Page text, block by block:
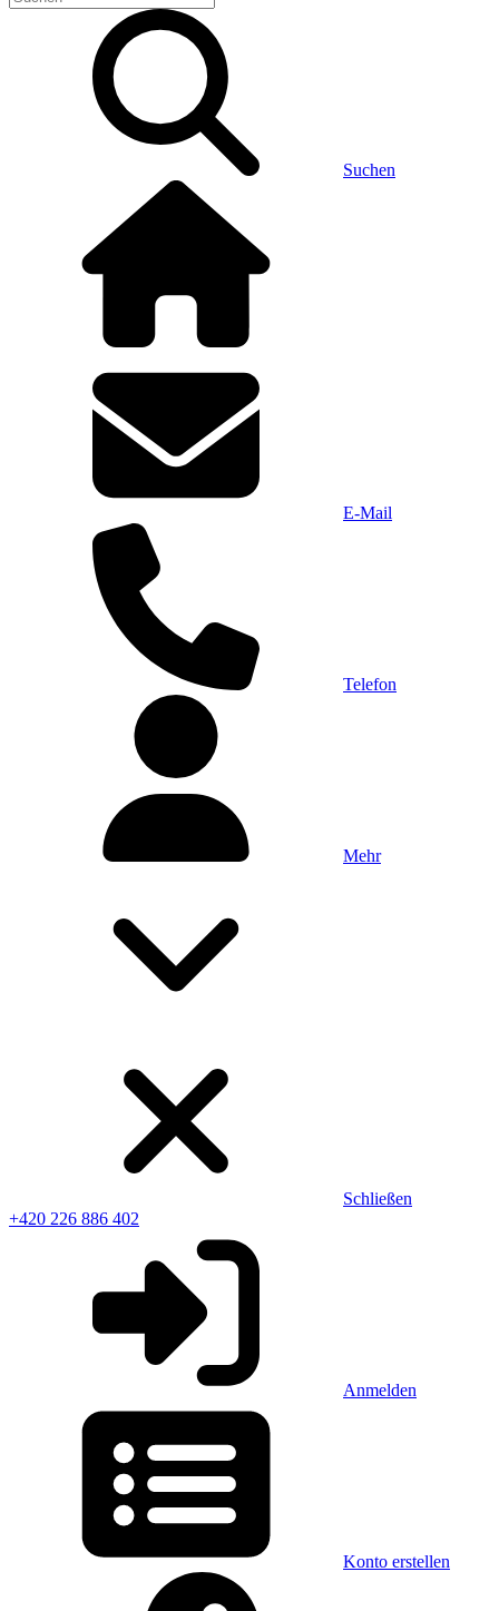
Suchen
E-Mail
Telefon
Mehr
Schließen
+420 226 886 402
Anmelden
Konto erstellen